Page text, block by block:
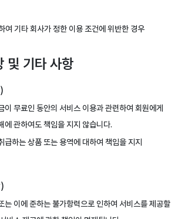
여 기타 회사가 정한 이용 조건에 위반한 경우
및 기타 사항
이 무료인 동안의 서비스 이용과 관련하여 회원에게
에 관하여도 책임을 지지 않습니다.
급하는 상품 또는 용역에 대하여 책임을 지지
는 이에 준하는 불가항력으로 인하여 서비스를 제공할